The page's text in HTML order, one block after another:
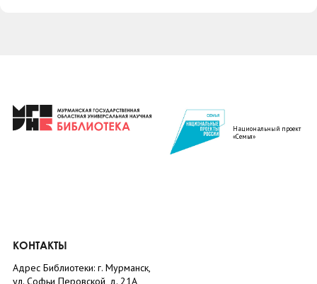
Национальный проект
«Семья»
КОНТАКТЫ
Адрес Библиотеки: г. Мурманск,
ул. Софьи Перовской, д. 21А